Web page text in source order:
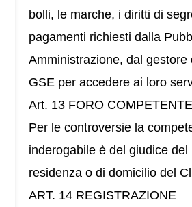
bolli, le marche, i diritti di
pagamenti richiesti dalla
Amministrazione, dal gestore
GSE per accedere ai loro
Art. 13 FORO COMPETENTE
Per le controversie la
inderogabile è del giudice del
residenza o di domicilio del
ART. 14 REGISTRAZIONE